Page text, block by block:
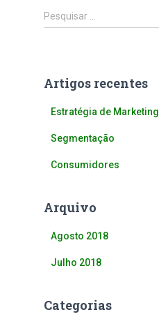
P
e
i
Pesquisar …
Artigos recentes
Estratégia de Marketing
Segmentação
Consumidores
Arquivo
Agosto 2018
Julho 2018
Categorias